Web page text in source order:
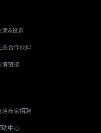
馈&投诉
态合作伙伴
情链接
境商家招聘
助中心